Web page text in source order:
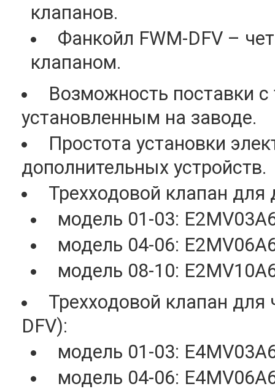
клапанов.
Фанкойл FWM-DFV –
клапаном.
Возможность поставки
установленным на заводе.
Простота установки
дополнительных устройств.
Трехходовой клапан для
модель 01-03:
модель 04-06:
модель 08-10:
Трехходовой клапан
DFV):
модель 01-03:
модель 04-06: